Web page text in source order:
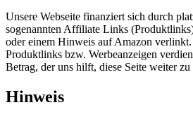
Unsere Webseite finanziert sich durch
sogenannten Affiliate Links
oder einem Hinweis auf Amazon
Produktlinks bzw. Werbeanzeigen
Betrag, der uns hilft, diese Seite weiter zu
Hinweis